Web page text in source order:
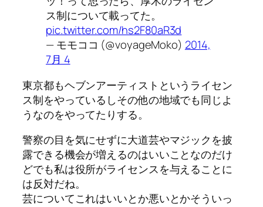
ス制について載ってた。
pic.twitter.com/hs2F80aR3d
— モモココ (@voyageMoko) 2014,
7月 4
東京都もヘブンアーティストというライセン
ス制をやっているしその他の地域でも同じよ
うなのをやってたりする。
警察の目を気にせずに大道芸やマジックを披
露できる機会が増えるのはいいことなのだけ
どでも私は役所がライセンスを与えることに
は反対だね。
芸についてこれはいいとか悪いとかそういっ